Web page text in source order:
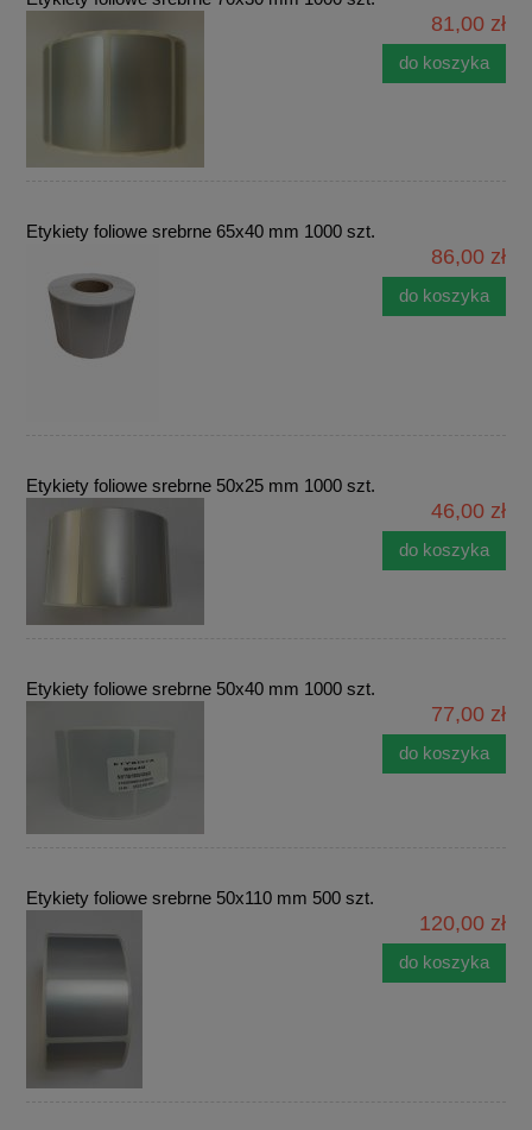
81,00 zł
do koszyka
Etykiety foliowe srebrne 65x40 mm 1000 szt.
86,00 zł
do koszyka
Etykiety foliowe srebrne 50x25 mm 1000 szt.
46,00 zł
do koszyka
Etykiety foliowe srebrne 50x40 mm 1000 szt.
77,00 zł
do koszyka
Etykiety foliowe srebrne 50x110 mm 500 szt.
120,00 zł
do koszyka